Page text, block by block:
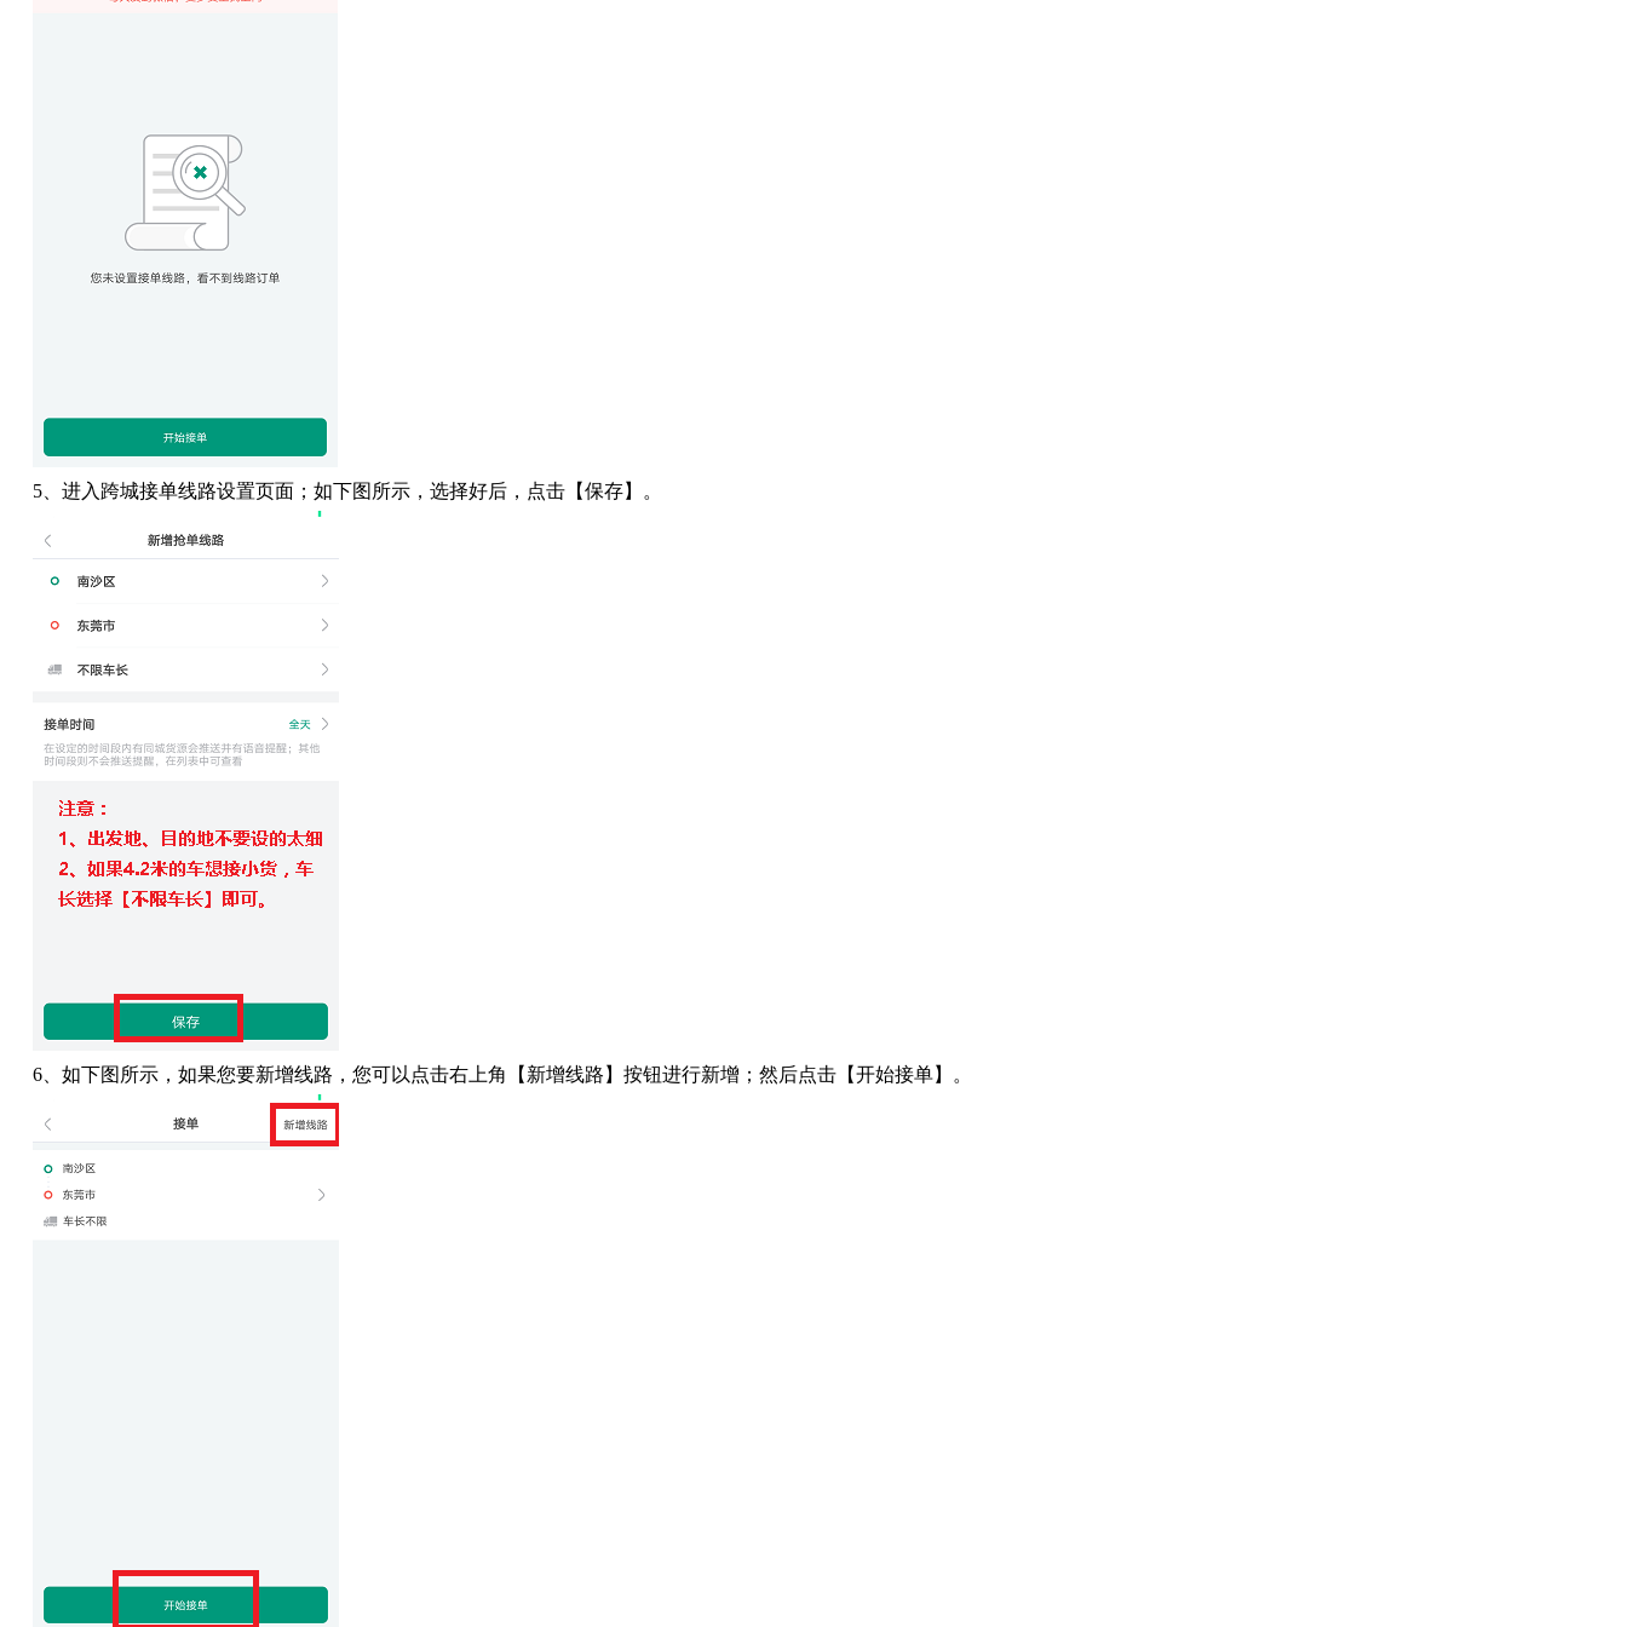
5、进入跨城接单线路设置页面；如下图所示，选择好后，点击【保存】。
6、如下图所示，如果您要新增线路，您可以点击右上角【新增线路】按钮进行新增；然后点击【开始接单】。